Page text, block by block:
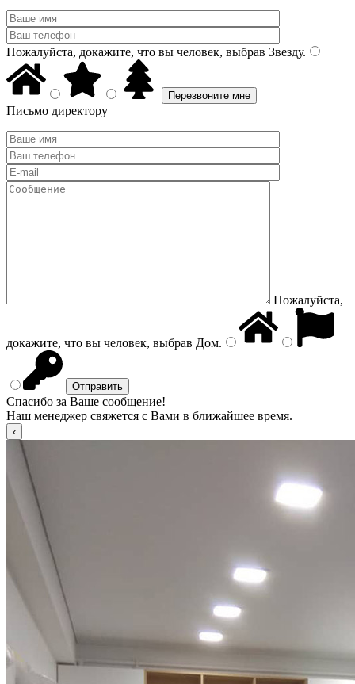
Пожалуйста, докажите, что вы человек, выбрав Звезду.
Письмо директору
Пожалуйста,
докажите, что вы человек, выбрав Дом.
Спасибо за Ваше сообщение!
Наш менеджер свяжется с Вами в ближайшее время.